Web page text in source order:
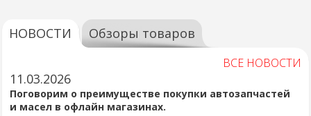
НОВОСТИ Обзоры товаров
ВСЕ НОВОСТИ
11.03.2026
Поговорим о преимуществе покупки автозапчастей
и масел в офлайн магазинах.